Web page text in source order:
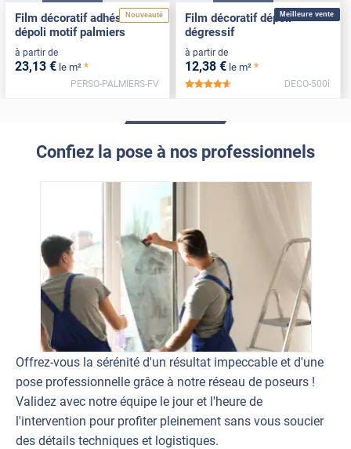
Nouveauté
Film décoratif adhésif
dépoli motif palmiers
à partir de
23,13 € le m² *
PERSO-PALMIERS-FV
Meilleure vente
Film décoratif dépoli
dégressif
à partir de
12,38 € le m² *
*****
DECO-500i
Confiez la pose à nos professionnels
Offrez-vous la sérénité d'un résultat impeccable et d'une
pose professionnelle grâce à notre réseau de poseurs !
Validez avec notre équipe le jour et l'heure de
l'intervention pour profiter pleinement sans vous soucier
des détails techniques et logistiques.